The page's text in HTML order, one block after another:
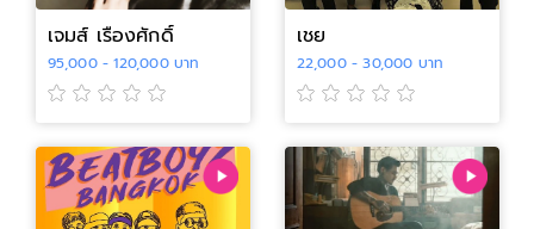
เจมส์ เรืองศักดิ์
95,000 - 120,000 บาท
เชย
22,000 - 30,000 บาท